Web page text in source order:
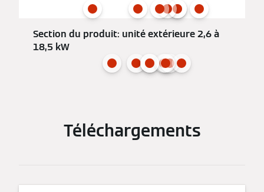
Section du produit: unité extérieure 2,6 à
18,5 kW
Téléchargements